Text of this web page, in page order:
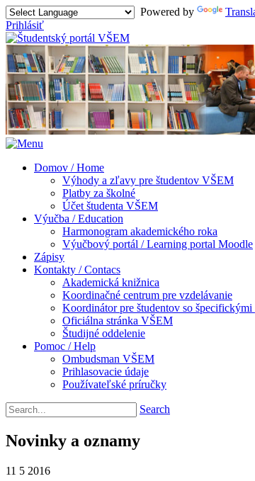
Powered by
Prihlásiť
Domov / Home
Výhody a zľavy pre študentov VŠEM
Platby za školné
Účet študenta VŠEM
Výučba / Education
Harmonogram akademického roka
Výučbový portál / Learning portal Moodle
Zápisy
Kontakty / Contacs
Akademická knižnica
Koordinačné centrum pre vzdelávanie
Koordinátor pre študentov so špecifickými
Oficiálna stránka VŠEM
Študijné oddelenie
Pomoc / Help
Ombudsman VŠEM
Prihlasovacie údaje
Používateľské príručky
Search
Novinky a oznamy
11 5 2016